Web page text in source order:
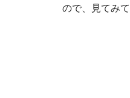
ので、見てみて